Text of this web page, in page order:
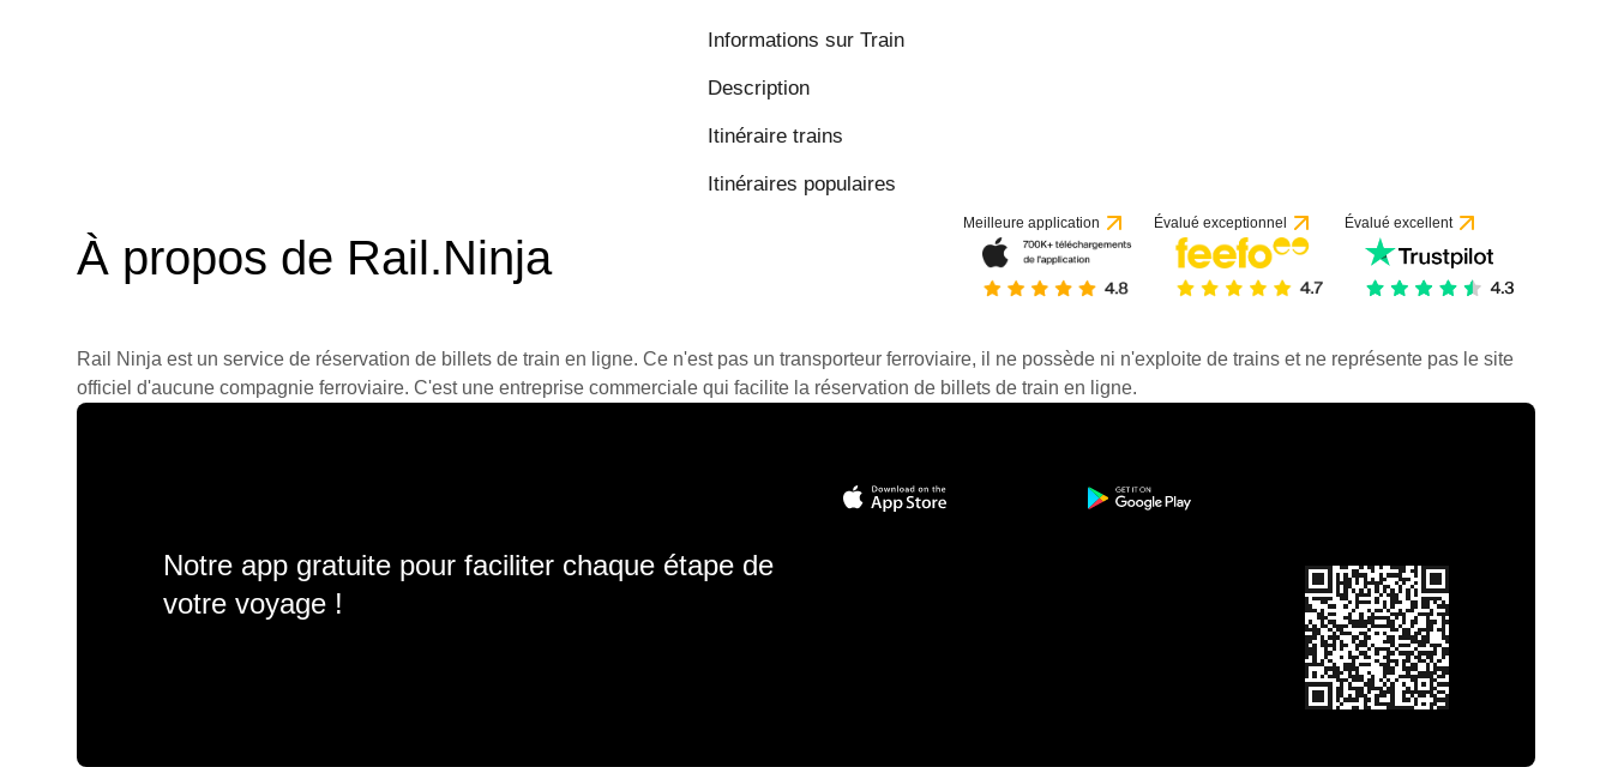
Informations sur Train
Description
Itinéraire trains
Itinéraires populaires
À propos de Rail.Ninja
Meilleure application Évalué exceptionnel Évalué excellent
Rail Ninja est un service de réservation de billets de train en ligne. Ce n'est pas un transporteur ferroviaire, il ne possède ni n'exploite de trains et ne représente pas le site
officiel d'aucune compagnie ferroviaire. C'est une entreprise commerciale qui facilite la réservation de billets de train en ligne.
Notre app gratuite pour faciliter chaque étape de
votre voyage !